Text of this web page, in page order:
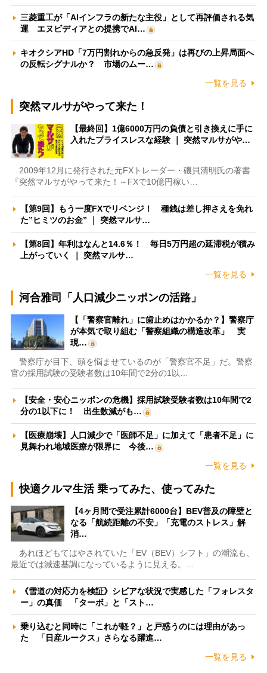
三菱重工が「AIインフラの新たな主役」として再評価される気
運 エヌビディアとの提携でAI…
キオクシアHD「7万円割れからの急反発」は再びの上昇局面へ
の反転シグナルか？ 市場のムー…
一覧を見る
突然マルサがやって来た！
【最終回】1億6000万円の負債と引き換えに手に
入れたプライスレスな経験 ｜ 突然マルサがや…
2009年12月に発行された元FXトレーダー・磯貝清明氏の著書
『突然マルサがやって来た！～FXで10億円稼い…
【第9回】もう一度FXでリベンジ！ 種銭は差し押さえを免れ
た”ヒミツのお金” ｜ 突然マルサ…
【第8回】年利はなんと14.6％！ 毎日5万円超の延滞税が積み
上がっていく ｜ 突然マルサ…
一覧を見る
河合雅司「人口減少ニッポンの活路」
【「警察官離れ」に歯止めはかかるか？】警察庁
が本気で取り組む「警察組織の構造改革」 実
現…
警察庁が目下、頭を悩ませているのが「警察官不足」だ。警察
官の採用試験の受験者数は10年間で2分の1以…
【安全・安心ニッポンの危機】採用試験受験者数は10年間で2
分の1以下に！ 出生数減がも…
【医療崩壊】人口減少で「医師不足」に加えて「患者不足」に
見舞われ地域医療が限界に 今後…
一覧を見る
快適クルマ生活 乗ってみた、使ってみた
【4ヶ月間で受注累計6000台】BEV普及の障壁と
なる「航続距離の不安」「充電のストレス」解
消…
あれほどもてはやされていた「EV（BEV）シフト」の潮流も、
最近では減速基調になっているように見える。…
《雪道の対応力を検証》シビアな状況で実感した「フォレスタ
ー」の真価 「ターボ」と「スト…
乗り込むと同時に「これが軽？」と戸惑うのには理由があっ
た 「日産ルークス」さらなる躍進…
一覧を見る